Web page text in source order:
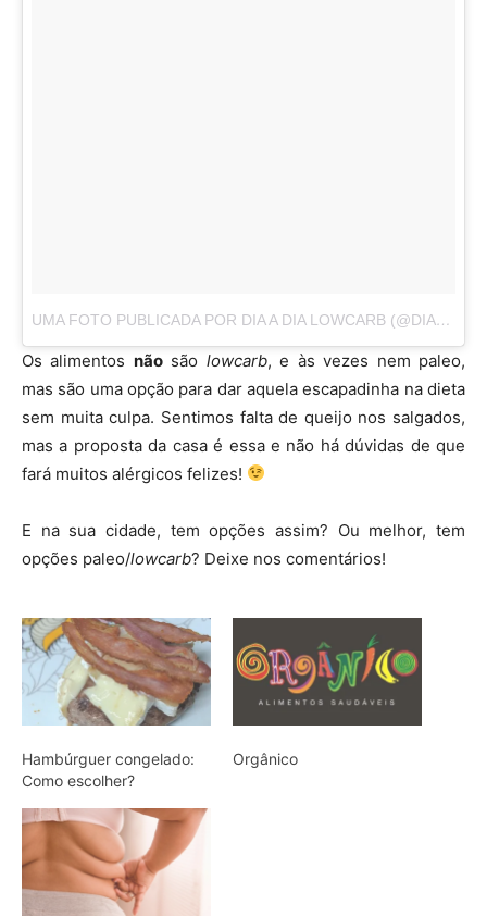
UMA FOTO PUBLICADA POR DIA A DIA LOWCARB (@DIAADIALOWCARB)
Os alimentos nãosão lowcarb, e às vezes nem paleo,
mas são uma opção para dar aquela escapadinha na dieta
sem muita culpa. Sentimos falta de queijo nos salgados,
mas a proposta da casa é essa e não há dúvidas de que
fará muitos alérgicos felizes!
E na sua cidade, tem opções assim? Ou melhor, tem
opções paleo/lowcarb? Deixe nos comentários!
Hambúrguer congelado:
Como escolher?
Orgânico